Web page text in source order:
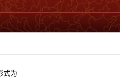
式为